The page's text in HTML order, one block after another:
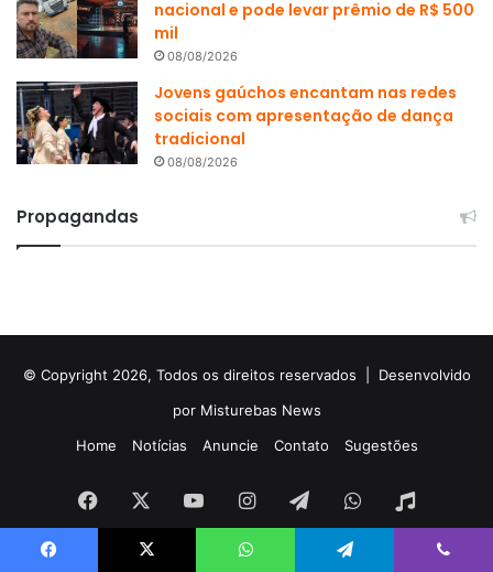
nacional e pode levar prêmio de R$ 500
mil
08/08/2026
Jovens gaúchos encantam nas redes
sociais com apresentação de dança
tradicional
08/08/2026
Propagandas
© Copyright 2026, Todos os direitos reservados | Desenvolvido
por Misturebas News
Home
Notícias Anuncie Contato Sugestões
Facebook YouTubeInstagramTelegramWhatsApp
Rádio